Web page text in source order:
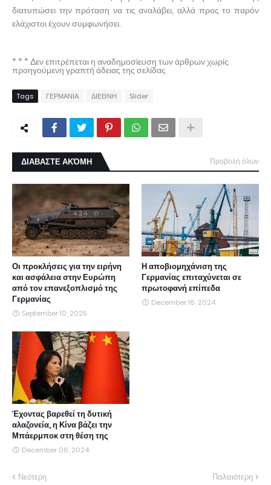
διατυπώσει την πρόταση να τις αναλάβει, αλλά προς το παρόν
ελάχιστοι έχουν συμφωνήσει.
* * * Δεν επιτρέπεται η αναδημοσίευση των άρθρων χωρίς
προηγούμενη γραπτή άδειας της σελίδας
Tags ΓΕΡΜΑΝΙΑ ΔΙΕΘΝΗ Slider
ΔΙΑΒΑΣΤΕ ΑΚΌΜΗ Προβολή όλων
Οι προκλήσεις για την ειρήνη
και ασφάλεια στην Ευρώπη
από τον επανεξοπλισμό της
Γερμανίας
September 10, 2025
Η αποβιομηχάνιση της
Γερμανίας επιταχύνεται σε
πρωτοφανή επίπεδα
December 16, 2024
Έχοντας βαρεθεί τη δυτική
αλαζονεία, η Κίνα βάζει την
Μπάερμποκ στη θέση της
December 06, 2024
Νεότερη Παλαιότερη